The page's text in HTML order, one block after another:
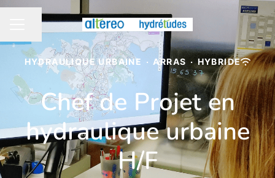
MENU CARRIÈRE
Partager la page
HYDRAULIQUE URBAINE · ARRAS · HYBRIDE
Chef de Projet en
hydraulique urbaine
H/F